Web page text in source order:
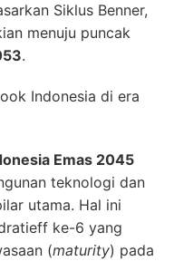
Siklus Benner,
menuju puncak
.
Indonesia di era
Emas 2045
teknologi dan
utama. Hal ini
ke-6 yang
(maturity) pada